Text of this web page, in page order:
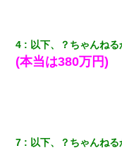
4 以下、？ちゃんね
(本当は380万円)
7 以下、？ちゃんね